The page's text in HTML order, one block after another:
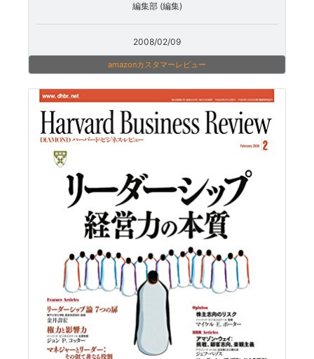
編集部 (編集)
2008/02/09
amazonカスタマーレビュー